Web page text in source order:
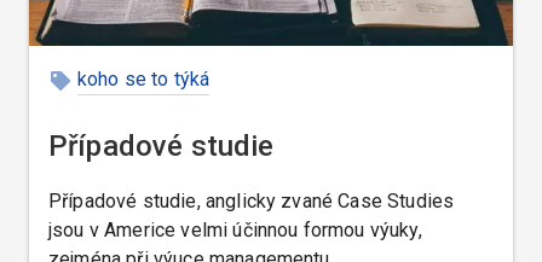
koho se to týká
Případové studie
Případové studie, anglicky zvané Case Studies
jsou v Americe velmi účinnou formou výuky,